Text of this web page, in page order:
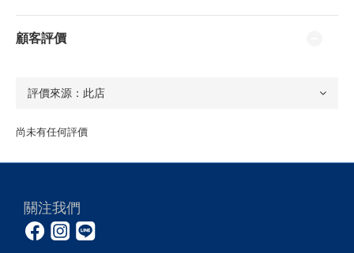
顧客評價
尚未有任何評價
關注我們